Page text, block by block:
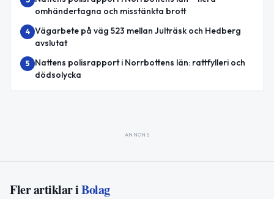
omhändertagna och misstänkta brott
4 Vägarbete på väg 523 mellan Julträsk och Hedberg
avslutat
5
Nattens polisrapport i Norrbottens län: rattfylleri och
dödsolycka
ANNONS
Fler artiklar iBolag